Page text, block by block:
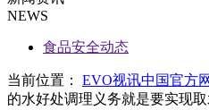
NEWS
食品安全动态
当前位置： EVO视讯中国官方
的水好处调理义务就是要实现